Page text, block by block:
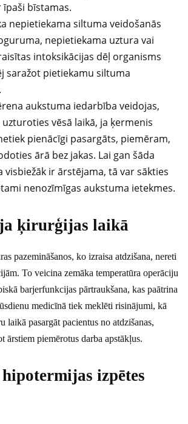
bīstamas.
nepietiekama siltuma veidošanās
nepietiekama uztura vai
intoksikācijas dēļ organisms
saražot pietiekamu siltuma
aukstuma iedarbība veidojas,
vēsā laikā, ja ķermenis
pienācīgi pasargāts, piemēram,
ārā bez jakas. Lai gan šāda
ir ārstējama, tā var sākties
nenozīmīgas aukstuma ietekmes.
ķirurģijas laikā
pazemināšanos, ko izraisa atdzišana, nereti
To veicina zemāka temperatūra operāciju
barjerfunkcijas pārtraukšana, kas paātrina
medicīnā tiek meklēti risinājumi, kā
laikā pasargāt pacientus no atdzišanas,
ārstiem piemērotus darba apstākļus.
izpētes